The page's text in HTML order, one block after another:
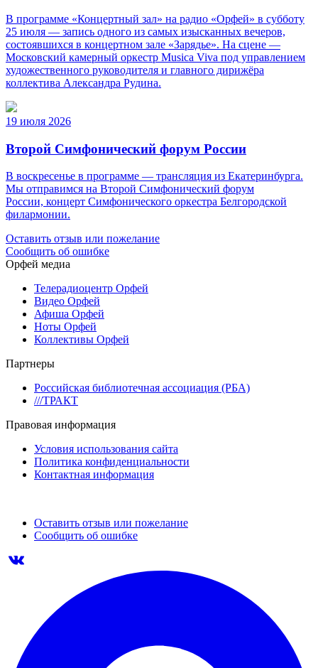
В программе «Концертный зал» на радио «Орфей» в субботу
25 июля — запись одного из самых изысканных вечеров,
состоявшихся в концертном зале «Зарядье». На сцене —
Московский камерный оркестр Musica Viva под управлением
художественного руководителя и главного дирижёра
коллектива Александра Рудина.
19 июля 2026
Второй Симфонический форум России
В воскресенье в программе — трансляция из Екатеринбурга.
Мы отправимся на Второй Симфонический форум
России, концерт Симфонического оркестра Белгородской
филармонии.
Оставить отзыв или пожелание
Сообщить об ошибке
Орфей медиа
Телерадиоцентр Орфей
Видео Орфей
Афиша Орфей
Ноты Орфей
Коллективы Орфей
Партнеры
Российская библиотечная ассоциация (РБА)
///ТРАКТ
Правовая информация
Условия использования сайта
Политика конфиденциальности
Контактная информация
Оставить отзыв или пожелание
Сообщить об ошибке